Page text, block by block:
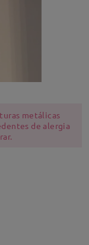
metálicas
de alergia